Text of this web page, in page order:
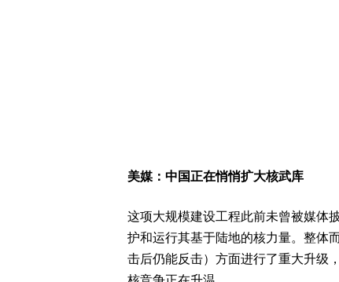
美媒：中国正在悄悄扩大核武库
这项大规模建设工程此前未曾被媒体
护和运行其基于陆地的核力量。整体
击后仍能反击）方面进行了重大升级